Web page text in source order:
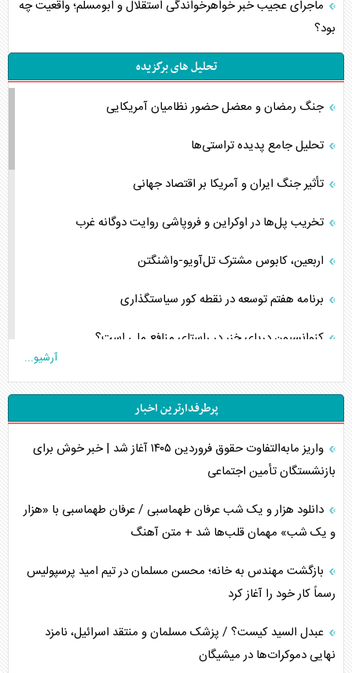
ماجرای عجیب خبر خواهرخواندگی استقلال و ابومسلم؛ واقعیت چه
بود؟
تحلیل های برگزیده
جنگ رمضان و معضل حضور نظامیان آمریکایی
تحلیل جامع پدیده تراستی‌ها
تأثیر جنگ ایران و آمریکا بر اقتصاد جهانی
تخریب پل‌ها در اوکراین و فروپاشی روایت دوگانه غرب
اربعین، کابوس مشترک تل‌آویو-واشنگتن
برنامه هفتم توسعه در نقطه کور سیاستگذاری
کنوانسیون دریای خزر در راستای منافع ملی است؟
اوکراین بازوی مخرب آمریکا در غرب آسیا
اهمیت راهبردی اردن برای آمریکا
پیام، ظرفیت بالفعل‌نشده تجارت ایران
ترامپ و توهم خلع سلاح حماس
چرا کویت به دنبال شریک امنیتی جدید است؟
اعتراف غرب به قدرت ایران در تثبیت معادلات
خطای راهبردی ترامپ مقابل برزیل
آرشیو...
پرطرفدارترین اخبار
واریز مابه‌التفاوت حقوق فروردین ۱۴۰۵ آغاز شد | خبر خوش برای
بازنشستگان تأمین اجتماعی
دانلود هزار و یک شب عرفان طهماسبی / عرفان طهماسبی با «هزار
و یک شب» مهمان قلب‌ها شد + متن آهنگ
بازگشت مهندس به خانه؛ محسن مسلمان در تیم امید پرسپولیس
رسماً کار خود را آغاز کرد
عبدل السید کیست؟ / پزشک مسلمان و منتقد اسرائیل، نامزد
نهایی دموکرات‌ها در میشیگان